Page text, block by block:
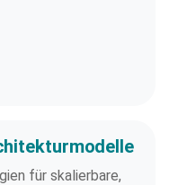
für skalierbare,